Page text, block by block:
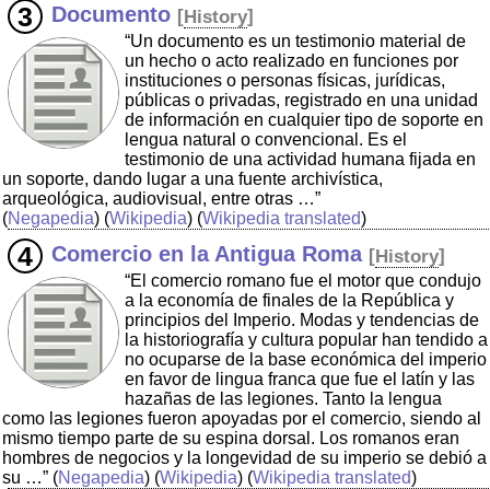
Documento [History]
“Un documento es un testimonio material de
un hecho o acto realizado en funciones por
instituciones o personas físicas, jurídicas,
públicas o privadas, registrado en una unidad
de información en cualquier tipo de soporte en
lengua natural o convencional. Es el
testimonio de una actividad humana fijada en
un soporte, dando lugar a una fuente archivística,
arqueológica, audiovisual, entre otras …”
(Negapedia) (Wikipedia) (Wikipedia translated)
Comercio en la Antigua Roma [History]
“El comercio romano fue el motor que condujo
a la economía de finales de la República y
principios del Imperio. Modas y tendencias de
la historiografía y cultura popular han tendido a
no ocuparse de la base económica del imperio
en favor de lingua franca que fue el latín y las
hazañas de las legiones. Tanto la lengua
como las legiones fueron apoyadas por el comercio, siendo al
mismo tiempo parte de su espina dorsal. Los romanos eran
hombres de negocios y la longevidad de su imperio se debió a
su …” (Negapedia) (Wikipedia) (Wikipedia translated)